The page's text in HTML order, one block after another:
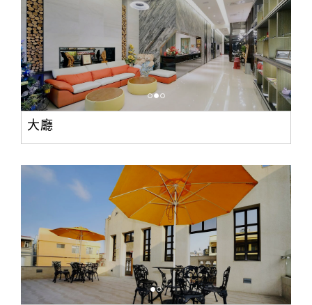
國
旅
卡
訂
房
請
款
收
提
大廳